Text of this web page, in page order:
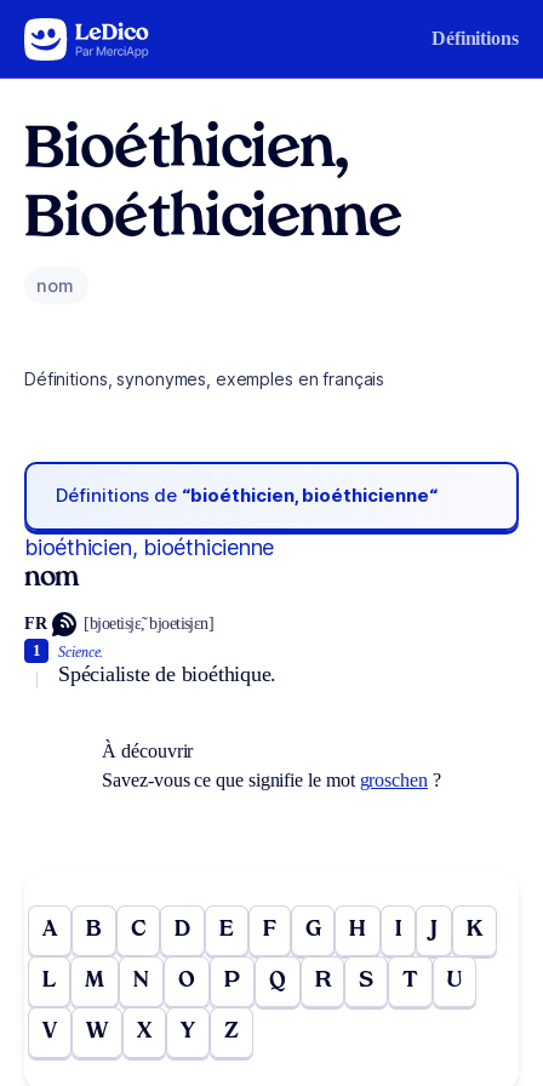
Aller au contenu Définitions
Bioéthicien,
Bioéthicienne
nom
Définitions, synonymes, exemples en français
Définitions de “bioéthicien, bioéthicienne“
bioéthicien, bioéthicienne
nom
FR [bjoetisjɛ̃, bjoetisjɛn]
Science.
Spécialiste de bioéthique.
1
À découvrir
Savez-vous ce que signifie le mot groschen ?
A B C D E F G H I J K
L M N O P Q R S T U
V W X Y Z